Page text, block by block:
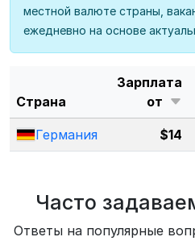
местной валюте страны,
ежедневно на основе
Страна
Зарплата
от
Германия $14
Часто
Ответы на популярные